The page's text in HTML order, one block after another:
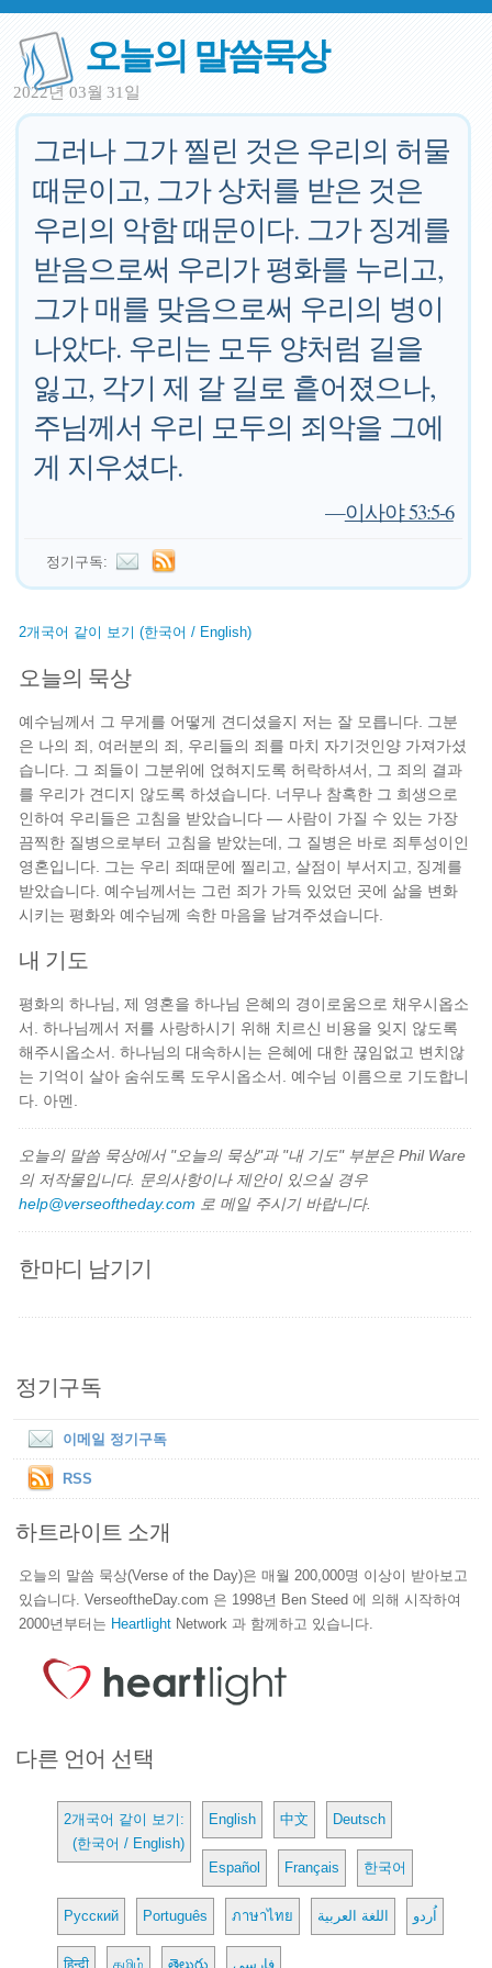
오늘의 말씀묵상
2022년 03월 31일
그러나 그가 찔린 것은 우리의 허물
때문이고, 그가 상처를 받은 것은
우리의 악함 때문이다. 그가 징계를
받음으로써 우리가 평화를 누리고,
그가 매를 맞음으로써 우리의 병이
나았다. 우리는 모두 양처럼 길을
잃고, 각기 제 갈 길로 흩어졌으나,
주님께서 우리 모두의 죄악을 그에
게 지우셨다.
—이사야 53:5-6
정기구독:
2개국어 같이 보기 (한국어 / English)
오늘의 묵상
예수님께서 그 무게를 어떻게 견디셨을지 저는 잘 모릅니다. 그분
은 나의 죄, 여러분의 죄, 우리들의 죄를 마치 자기것인양 가져가셨
습니다. 그 죄들이 그분위에 얹혀지도록 허락하셔서, 그 죄의 결과
를 우리가 견디지 않도록 하셨습니다. 너무나 참혹한 그 희생으로
인하여 우리들은 고침을 받았습니다 — 사람이 가질 수 있는 가장
끔찍한 질병으로부터 고침을 받았는데, 그 질병은 바로 죄투성이인
영혼입니다. 그는 우리 죄때문에 찔리고, 살점이 부서지고, 징계를
받았습니다. 예수님께서는 그런 죄가 가득 있었던 곳에 삶을 변화
시키는 평화와 예수님께 속한 마음을 남겨주셨습니다.
내 기도
평화의 하나님, 제 영혼을 하나님 은혜의 경이로움으로 채우시옵소
서. 하나님께서 저를 사랑하시기 위해 치르신 비용을 잊지 않도록
해주시옵소서. 하나님의 대속하시는 은혜에 대한 끊임없고 변치않
는 기억이 살아 숨쉬도록 도우시옵소서. 예수님 이름으로 기도합니
다. 아멘.
오늘의 말씀 묵상에서 "오늘의 묵상"과 "내 기도" 부분은 Phil Ware
의 저작물입니다. 문의사항이나 제안이 있으실 경우
help@verseoftheday.com 로 메일 주시기 바랍니다.
한마디 남기기
정기구독
이메일 정기구독
RSS
하트라이트 소개
오늘의 말씀 묵상(Verse of the Day)은 매월 200,000명 이상이 받아보고
있습니다. VerseoftheDay.com 은 1998년 Ben Steed 에 의해 시작하여
2000년부터는 Heartlight Network 과 함께하고 있습니다.
다른 언어 선택
2개국어 같이 보기:
(한국어 / English)
English 中文 Deutsch
Español Français 한국어
Русский Português ภาษาไทย اللغة العربية اُردو
हिन्दी தமிழ் తెలుగు فارسی